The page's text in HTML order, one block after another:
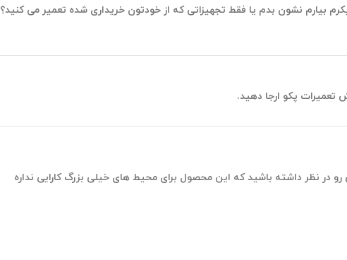
بیارم نشون بدم یا فقط تجهیزاتی که از خودتون خریداری شده تعمیر می کنید؟
تعمیرات پکو ارجا دهید.
رو در نظر داشته باشید که این محصول برای محیط های خیلی بزرگ کارایی نداره